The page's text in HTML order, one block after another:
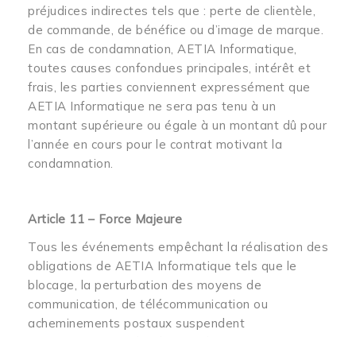
préjudices indirectes tels que : perte de clientèle,
de commande, de bénéfice ou d’image de marque.
En cas de condamnation, AETIA Informatique,
toutes causes confondues principales, intérêt et
frais, les parties conviennent expressément que
AETIA Informatique ne sera pas tenu à un
montant supérieure ou égale à un montant dû pour
l’année en cours pour le contrat motivant la
condamnation.
Article 11 – Force Majeure
Tous les événements empêchant la réalisation des
obligations de AETIA Informatique tels que le
blocage, la perturbation des moyens de
communication, de télécommunication ou
acheminements postaux suspendent